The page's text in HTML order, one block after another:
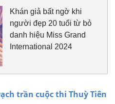
trần cuộc thi Thuỳ Tiên
Khán giả bất ngờ khi
người đẹp 20 tuổi từ bỏ
danh hiệu Miss Grand
International 2024